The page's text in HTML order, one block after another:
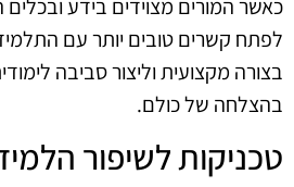
כאשר המורים מצוידים בידע
לפתח קשרים טובים יותר עם
בצורה מקצועית וליצור סביבה
בהצלחה של כולם.
טכניקות לשיפור